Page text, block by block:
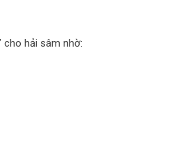
cho hải sâm nhờ: